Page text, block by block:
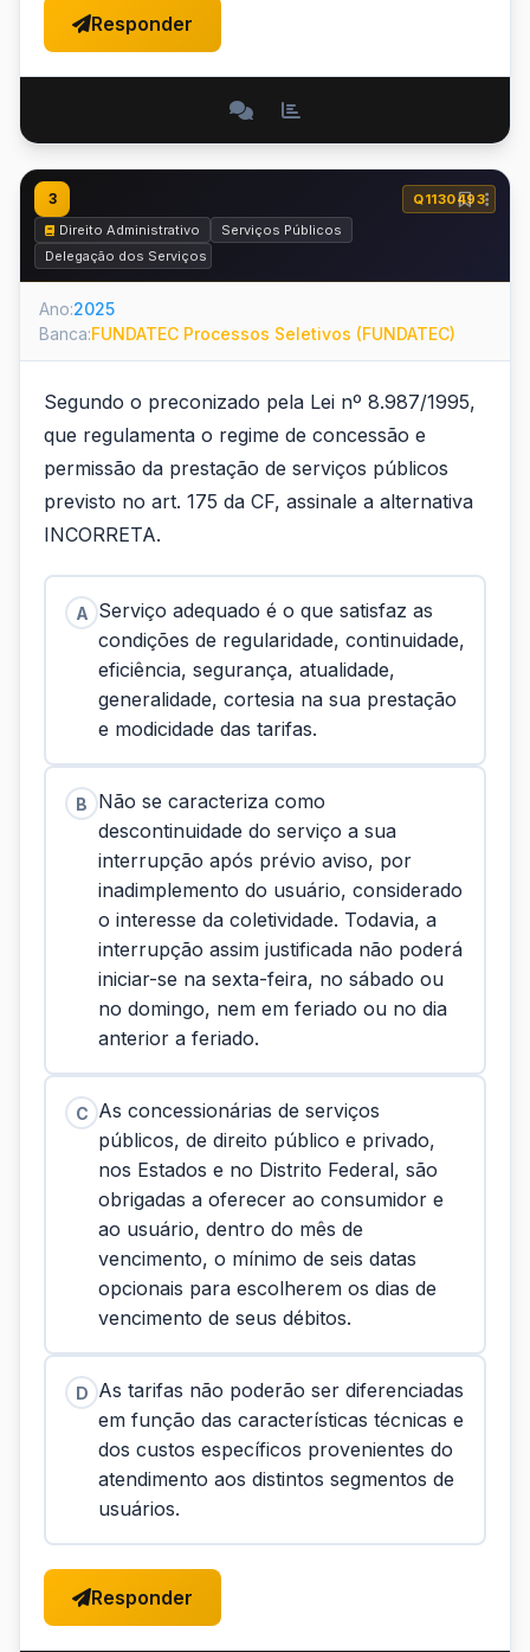
Responder
3
Q1130493
Direito Administrativo
Serviços Públicos
Delegação dos Serviços Públicos - Concessão e Permissão
Ano:2025
Banca:FUNDATEC Processos Seletivos (FUNDATEC)
Segundo o preconizado pela Lei nº 8.987/1995,
que regulamenta o regime de concessão e
permissão da prestação de serviços públicos
previsto no art. 175 da CF, assinale a alternativa
INCORRETA.
A Serviço adequado é o que satisfaz as
condições de regularidade, continuidade,
eficiência, segurança, atualidade,
generalidade, cortesia na sua prestação
e modicidade das tarifas.
B
Não se caracteriza como
descontinuidade do serviço a sua
interrupção após prévio aviso, por
inadimplemento do usuário, considerado
o interesse da coletividade. Todavia, a
interrupção assim justificada não poderá
iniciar-se na sexta-feira, no sábado ou
no domingo, nem em feriado ou no dia
anterior a feriado.
C As concessionárias de serviços
públicos, de direito público e privado,
nos Estados e no Distrito Federal, são
obrigadas a oferecer ao consumidor e
ao usuário, dentro do mês de
vencimento, o mínimo de seis datas
opcionais para escolherem os dias de
vencimento de seus débitos.
D As tarifas não poderão ser diferenciadas
em função das características técnicas e
dos custos específicos provenientes do
atendimento aos distintos segmentos de
usuários.
Responder